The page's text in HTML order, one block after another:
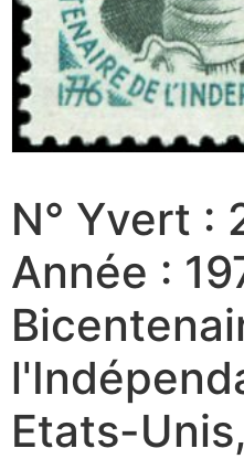
N° Yvert :
Année :
Etats-